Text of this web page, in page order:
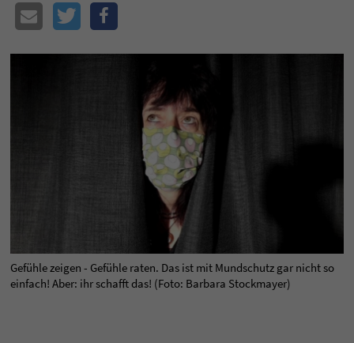
Gefühle zeigen - Gefühle raten. Das ist mit Mundschutz gar nicht so
einfach! Aber: ihr schafft das! (Foto: Barbara Stockmayer)